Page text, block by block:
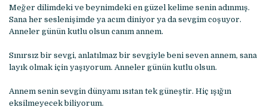
Meğer dilimdeki ve beynimdeki en güzel kelime senin adınmış.
Sana her seslenişimde ya acım diniyor ya da sevgim coşuyor.
Anneler günün kutlu olsun canım annem.
Sınırsız bir sevgi, anlatılmaz bir sevgiyle beni seven annem, sana
layık olmak için yaşıyorum. Anneler günün kutlu olsun.
Annem senin sevgin dünyamı ısıtan tek güneştir. Hiç ışığın
eksilmeyecek biliyorum.